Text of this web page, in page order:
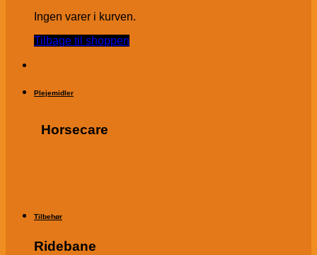
Ingen varer i kurven.
Tilbage til shoppen
Plejemidler
Horsecare
Tilbehør
Ridebane